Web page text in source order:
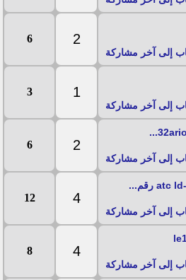
2
6
1
3
2
6
4
12
4
8